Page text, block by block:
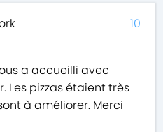
a accueilli avec
Les pizzas étaient très
à améliorer. Merci
10